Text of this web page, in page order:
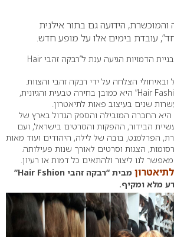
הידועה גם בתור אילנית
עובדת בימים אלו על מופע חדש.
במסגרת ההכנות למופע ובניית הדמויות הגיעה ענת ל”רבקה זהבי Hair
הצלחה על ידי רבקה זהבי והצוות.
הבחירה ב”רבקה זהבי Hair Fashion” היא כמובן בחירה טבעית והגיונית,
שנים בעיצוב פאות לתיאטרון.
רבקה זהבי Hair Fashion היא החברה המובילה והספק הגדול בארץ של
הבידור, ההפקות והסרטים בישראל, ועם
הפרלמנט, בובה של לילה, היהודים ועוד מאות
הצגות וסרטים לאורך שנות פעילותה.
לנו ליצור ולהתאים כל דמות או רעיון.
מבית “רבקה זהבי Hair Fshion”
מלא ומקיף.